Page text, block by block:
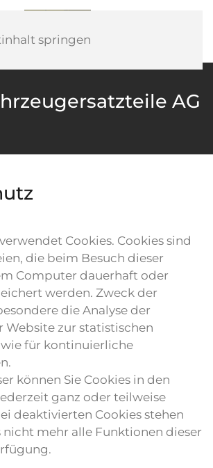
springen
AG
Cookies. Cookies sind
die beim Besuch dieser
Computer dauerhaft oder
werden. Zweck der
die Analyse der
Website zur statistischen
für kontinuierliche
können Sie Cookies in den
ganz oder teilweise
deaktivierten Cookies stehen
nicht mehr alle Funktionen dieser